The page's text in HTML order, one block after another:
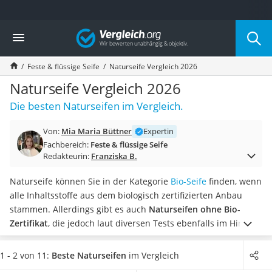
Die beliebtesten Vergleiche nach Kategorie
Drogerie
Inhalator
Haarschneider
Rollator
Braun Rasierer
Katzenklappe (Chip)
Masturbator
Massagepistole
Reisehaartrockner
Eiweißpulver
Magnesiumpräparat
Katzenklappe
Nackenmassagegerät
Zeckenschutz Katze
Vergleich
Feste & flüssige Seife Naturseife Vergleich 2026
Naturseife Vergleich 2026
Die besten Naturseifen im Vergleich.
Von: Mia Maria Büttner
Expertin
Fachbereich: Feste & flüssige Seife
Redakteurin: Franziska B.
Naturseife können Sie in der Kategorie Bio-Seife finden, wenn
alle Inhaltsstoffe aus dem biologisch zertifizierten Anbau
stammen. Allerdings gibt es auch Naturseifen ohne Bio-
Zertifikat, die jedoch laut diversen Tests ebenfalls im Hinblick
auf eine echte Naturseife aus natürlichen Inhaltsstoffen
bestehen. Wählen Sie jetzt eine Naturseife aus unserer
1 - 2 von 11: Beste Naturseifen im Vergleich